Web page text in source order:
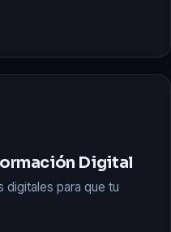
Digital
digitales para que tu